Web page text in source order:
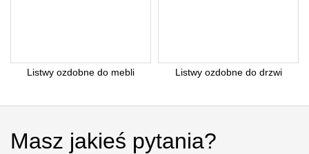
Listwy ozdobne do mebli Listwy ozdobne do drzwi
Masz jakieś pytania?